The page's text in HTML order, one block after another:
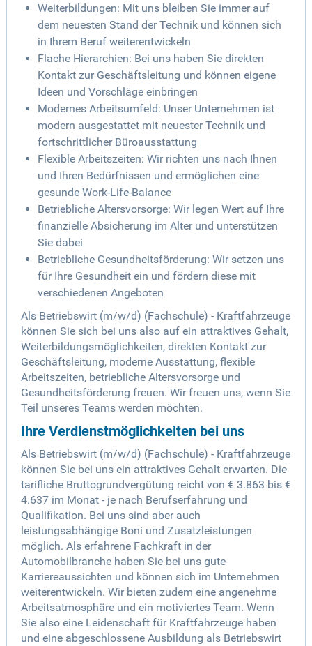
Weiterbildungen: Mit uns bleiben Sie immer auf
dem neuesten Stand der Technik und können sich
in Ihrem Beruf weiterentwickeln
Flache Hierarchien: Bei uns haben Sie direkten
Kontakt zur Geschäftsleitung und können eigene
Ideen und Vorschläge einbringen
Modernes Arbeitsumfeld: Unser Unternehmen ist
modern ausgestattet mit neuester Technik und
fortschrittlicher Büroausstattung
Flexible Arbeitszeiten: Wir richten uns nach Ihnen
und Ihren Bedürfnissen und ermöglichen eine
gesunde Work-Life-Balance
Betriebliche Altersvorsorge: Wir legen Wert auf Ihre
finanzielle Absicherung im Alter und unterstützen
Sie dabei
Betriebliche Gesundheitsförderung: Wir setzen uns
für Ihre Gesundheit ein und fördern diese mit
verschiedenen Angeboten
Als Betriebswirt (m/w/d) (Fachschule) - Kraftfahrzeuge
können Sie sich bei uns also auf ein attraktives Gehalt,
Weiterbildungsmöglichkeiten, direkten Kontakt zur
Geschäftsleitung, moderne Ausstattung, flexible
Arbeitszeiten, betriebliche Altersvorsorge und
Gesundheitsförderung freuen. Wir freuen uns, wenn Sie
Teil unseres Teams werden möchten.
Ihre Verdienstmöglichkeiten bei uns
Als Betriebswirt (m/w/d) (Fachschule) - Kraftfahrzeuge
können Sie bei uns ein attraktives Gehalt erwarten. Die
tarifliche Bruttogrundvergütung reicht von € 3.863 bis €
4.637 im Monat - je nach Berufserfahrung und
Qualifikation. Bei uns sind aber auch
leistungsabhängige Boni und Zusatzleistungen
möglich. Als erfahrene Fachkraft in der
Automobilbranche haben Sie bei uns gute
Karriereaussichten und können sich im Unternehmen
weiterentwickeln. Wir bieten zudem eine angenehme
Arbeitsatmosphäre und ein motiviertes Team. Wenn
Sie also eine Leidenschaft für Kraftfahrzeuge haben
und eine abgeschlossene Ausbildung als Betriebswirt